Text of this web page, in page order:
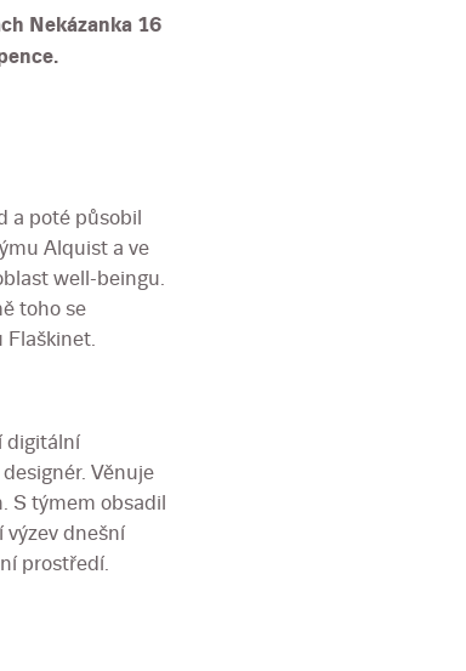
Nekázanka 16
a poté působil
Alquist a ve
well-beingu.
toho se
Flaškinet.
digitální
Věnuje
S týmem obsadil
dnešní
prostředí.